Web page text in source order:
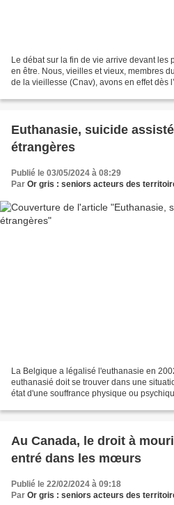
Le débat sur la fin de vie arrive devant les
en être. Nous, vieilles et vieux, membres
de la vieillesse (Cnav), avons en effet dès
Euthanasie, suicide
étrangères
Publié le 03/05/2024 à 08:29
Par Or gris : seniors acteurs des territoires,
La Belgique a légalisé l'euthanasie en
euthanasié doit se trouver dans une
état d'une souffrance physique ou
Au Canada, le droit à
entré dans les mœurs
Publié le 22/02/2024 à 09:18
Par Or gris : seniors acteurs des territoires,